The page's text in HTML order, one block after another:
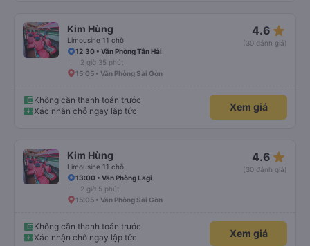
Kim Hùng
Limousine 11 chỗ
4.6 star_rate
(30 đánh giá)
12:30 • Văn Phòng Tân Hải
2 giờ 35 phút
15:05 • Văn Phòng Sài Gòn
Không cần thanh toán trước
Xác nhận chỗ ngay lập tức
Xem giá
Kim Hùng
Limousine 11 chỗ
4.6 star_rate
(30 đánh giá)
13:00 • Văn Phòng Lagi
2 giờ 5 phút
15:05 • Văn Phòng Sài Gòn
Không cần thanh toán trước
Xác nhận chỗ ngay lập tức
Xem giá